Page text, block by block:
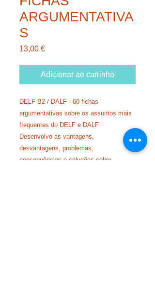
ARGUMENTATIVA
S
13,00 €Preço
Adicionar ao carrinho
DELF B2 / DALF - 60 fichas
argumentativas sobre os assuntos mais
frequentes do DELF e DALF
Desenvolvo as vantagens,
desvantagens, problemas,
consequências e soluções sobre